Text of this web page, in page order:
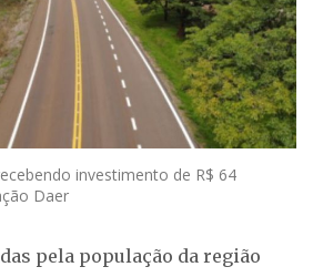
investimento de R$ 64
Daer
pela população da região